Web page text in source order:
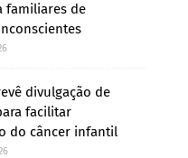
familiares de
divulgação de
facilitar
do câncer infantil